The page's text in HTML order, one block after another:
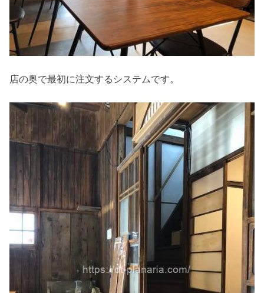
店の奥で最初に注文するシステムです。